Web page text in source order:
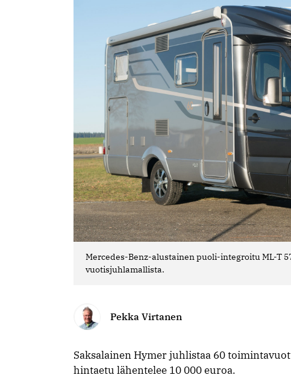
Mercedes-Benz-alustainen puoli-integroitu ML-T
vuotisjuhlamallista.
Pekka Virtanen
Saksalainen Hymer juhlistaa 60
hintaetu lähentelee 10 000 euroa.